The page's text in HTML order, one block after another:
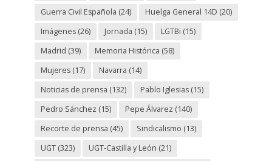
Guerra Civil Española (24) Huelga General 14D (20)
Imágenes(26) Jornada (15) LGTBi (15)
Madrid (39) Memoria Histórica (58)
Mujeres(17) Navarra (14)
Noticias de prensa (132) Pablo Iglesias(15)
Pedro Sánchez (15) Pepe Álvarez (140)
Recorte de prensa (45) Sindicalismo (13)
UGT(323) UGT-Castilla y León (21)